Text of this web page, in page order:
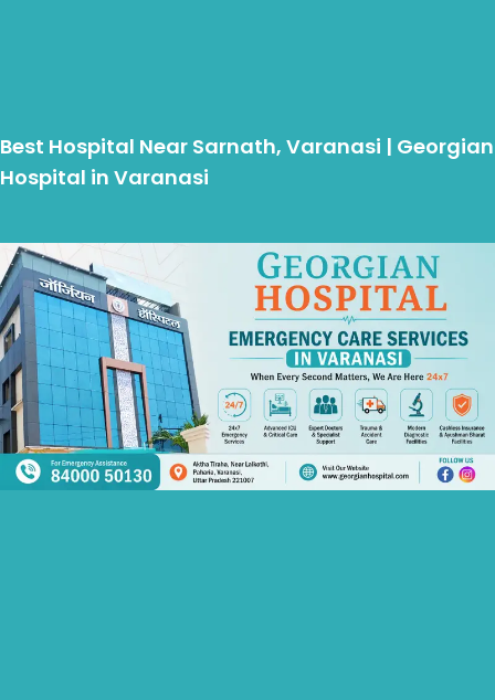
Best Hospital Near Sarnath, Varanasi | Georgian
Hospital in Varanasi